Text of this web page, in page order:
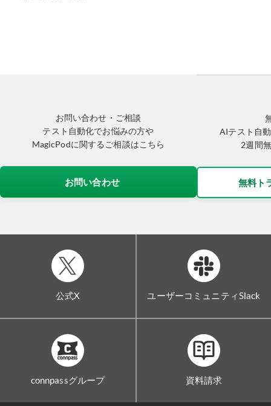
お問い合わせ・ご相談
テスト自動化でお悩みの方や
MagicPodに関するご相談はこちら
お問い合わせ
AIテスト自
2週間
無料ト
公式X ユーザーコミュニティSlack
connpassグループ 資料請求